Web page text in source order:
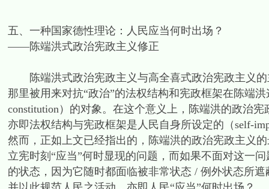
五、一种国家德性理论：人民应当何时出场？
——陈端洪式政治宪政主义修正
陈端洪式政治宪政主义与高全喜式政治宪政主义的
那里被用来对抗“政治”的法权结构和宪政框架在陈端
constitution）的对象。在这个意义上，陈端洪的政治
亦即法权结构与宪政框架是人民自身所设定的（self-
然而，正如上文已经指出的，陈端洪的政治宪政主义
立宪时刻“应当”何时显现的问题，而如果不面对这一
的状态，因为它随时都面临被非常状态 / 例外状态所